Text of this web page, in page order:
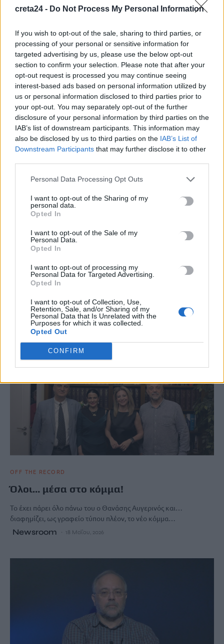
creta24 - Do Not Process My Personal Information
If you wish to opt-out of the sale, sharing to third parties, or
processing of your personal or sensitive information for
targeted advertising by us, please use the below opt-out
section to confirm your selection. Please note that after your
opt-out request is processed you may continue seeing
interest-based ads based on personal information utilized by
us or personal information disclosed to third parties prior to
your opt-out. You may separately opt-out of the further
disclosure of your personal information by third parties on the
IAB’s list of downstream participants. This information may
also be disclosed by us to third parties on the IAB’s List of
Downstream Participants that may further disclose it to other
Personal Data Processing Opt Outs
I want to opt-out of the Sharing of my
personal data.
Opted In
I want to opt-out of the Sale of my
Personal Data.
Opted In
I want to opt-out of processing my
Personal Data for Targeted Advertising.
Opted In
I want to opt-out of Collection, Use,
Retention, Sale, and/or Sharing of my
Personal Data that Is Unrelated with the
Purposes for which it was collected.
Opted Out
CONFIRM
Μαρίας Καρυστιανού στο “Ολύμπιον” της Θεσσαλονίκης, στην
επικαιρότητα…
Newsroom 20 Μαΐου, 2026
ΠΟΛΙΤΙΚΗ
Μήνυση από Καρυστιανού και Αυγερινό
κατά Καραχάλιου για την «εντολή από την
Μόσχα»
Μήνυση για συκοφαντική δυσφήμιση κατά του Νίκου
Καραχάλιου για τον ισχυρισμό του ότι η Μαρία Καρυστιανού
Newsroom 19 Μαΐου, 2026
OFF THE RECORD
Όλοι… μέσα στο κόμμα!
Το έχει πάρει όλο πάνω του ο Θανάσης Αυγερινός και…
διαφημίζει, ως γραφείο τύπου πλέον, το νέο κόμμα…
Newsroom 18 Μαΐου, 2026